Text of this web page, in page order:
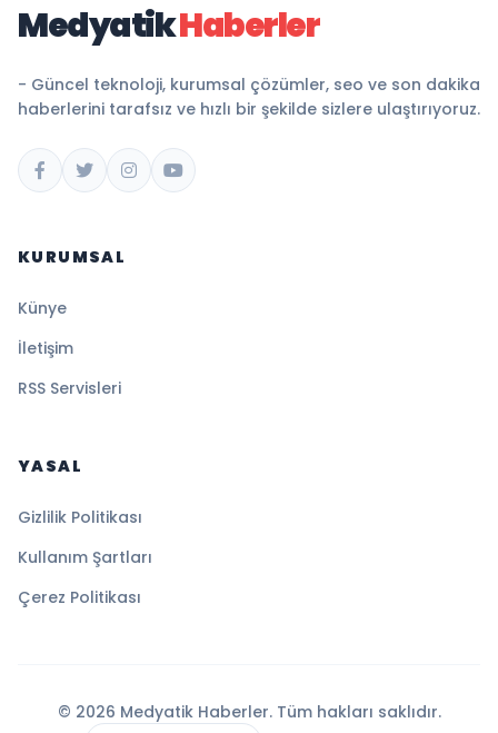
MedyatikHaberler
- Güncel teknoloji, kurumsal çözümler, seo ve son dakika
haberlerini tarafsız ve hızlı bir şekilde sizlere ulaştırıyoruz.
KURUMSAL
Künye
İletişim
RSS Servisleri
YASAL
Gizlilik Politikası
Kullanım Şartları
Çerez Politikası
© 2026 Medyatik Haberler. Tüm hakları saklıdır.